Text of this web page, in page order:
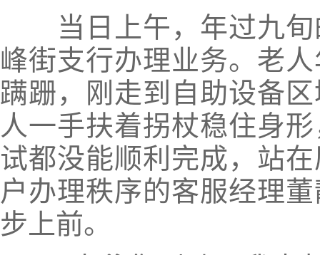
当日上午，年过九旬
峰街支行办理业务。老
蹒跚，刚走到自助设备
人一手扶着拐杖稳住身
试都没能顺利完成，站
户办理秩序的客服经理
步上前。